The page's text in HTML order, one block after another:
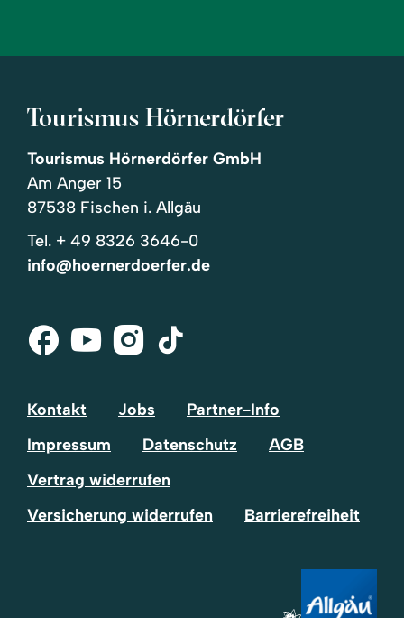
Tourismus Hörnerdörfer
Tourismus Hörnerdörfer GmbH
Am Anger 15
87538 Fischen i. Allgäu
Tel. + 49 8326 3646-0
info@hoernerdoerfer.de
Facebook
Youtube
Instagram
Tik-
Kontakt Jobs
Partner-Info
Impressum
Datenschutz
AGB
Vertrag widerrufen
Versicherung widerrufen
Barrierefreiheit